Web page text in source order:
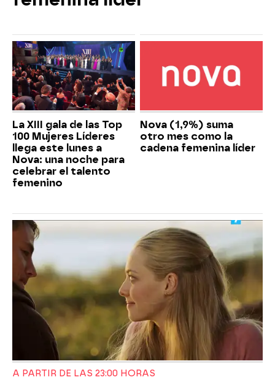
La XIII gala de las Top
100 Mujeres Líderes
llega este lunes a
Nova: una noche para
celebrar el talento
femenino
Nova (1,9%) suma
otro mes como la
cadena femenina líder
A PARTIR DE LAS 23:00 HORAS